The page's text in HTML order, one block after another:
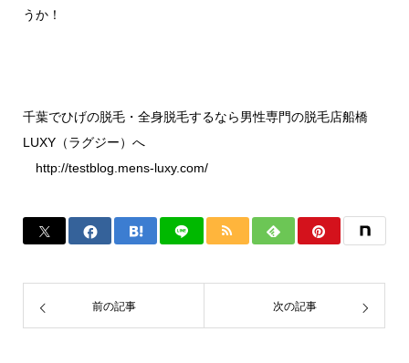
うか！
千葉でひげの脱毛・全身脱毛するなら男性専門の脱毛店船橋
LUXY（ラグジー）へ
http://testblog.mens-luxy.com/
前の記事 次の記事